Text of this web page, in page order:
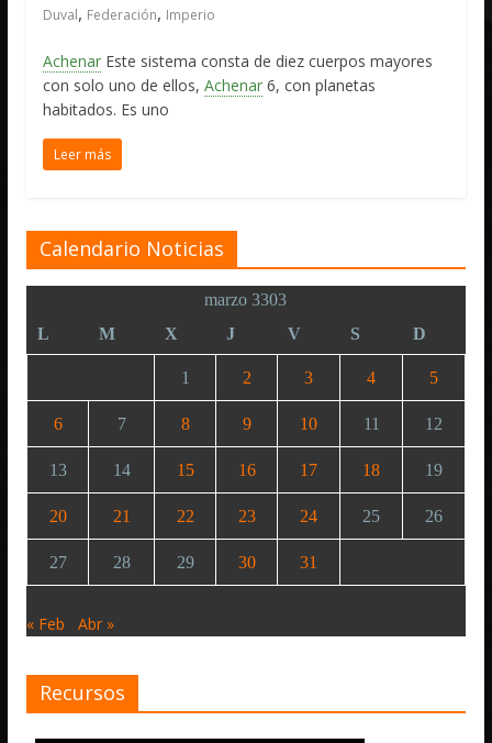
Duval, Federación, Imperio
Achenar Este sistema consta de diez cuerpos mayores
con solo uno de ellos,Achenar 6, con planetas
habitados. Es uno
Leer más
Calendario Noticias
marzo 3303
L
M X J V S D
1 2 3 4 5
6 7 8 9 10 11 12
13 14 15 16 17 18 19
20 21 22 23 24 25 26
27 28 29 30 31
« Feb Abr »
Recursos